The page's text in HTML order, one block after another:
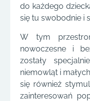
do każdego
się tu swobodnie i
W tym
nowoczesne i
zostały
niemowląt i
się również
zainteresowań